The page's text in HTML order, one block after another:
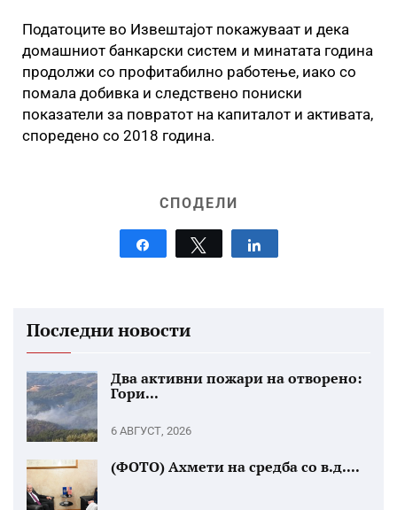
Податоците во Извештајот покажуваат и дека
домашниот банкарски систем и минатата година
продолжи со профитабилно работење, иако со
помала добивка и следствено пониски
показатели за повратот на капиталот и активата,
споредено со 2018 година.
СПОДЕЛИ
Tweet
Последни новости
Два активни пожари на отворено:
Гори...
6 АВГУСТ, 2026
(ФОТО) Ахмети на средба со в.д....